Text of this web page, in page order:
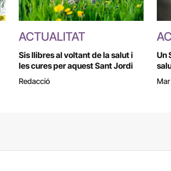
ACTUALITAT
Sis llibres al voltant de la salut i
les cures per aquest Sant Jordi
Redacció
Un